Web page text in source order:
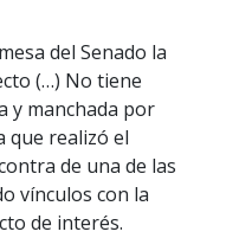
del Senado la
(…) No tiene
y manchada por
que realizó el
de una de las
vínculos con la
de interés.